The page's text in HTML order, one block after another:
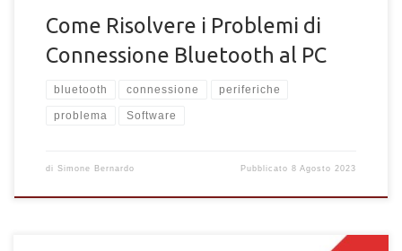
Come Risolvere i Problemi di
Connessione Bluetooth al PC
bluetooth connessione periferiche
problema Software
di Simone Bernardo Pubblicato8 Agosto 2023